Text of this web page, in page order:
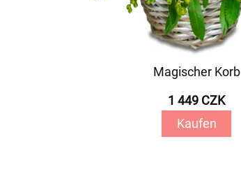
Magischer Korb
1 449 CZK
Kaufen